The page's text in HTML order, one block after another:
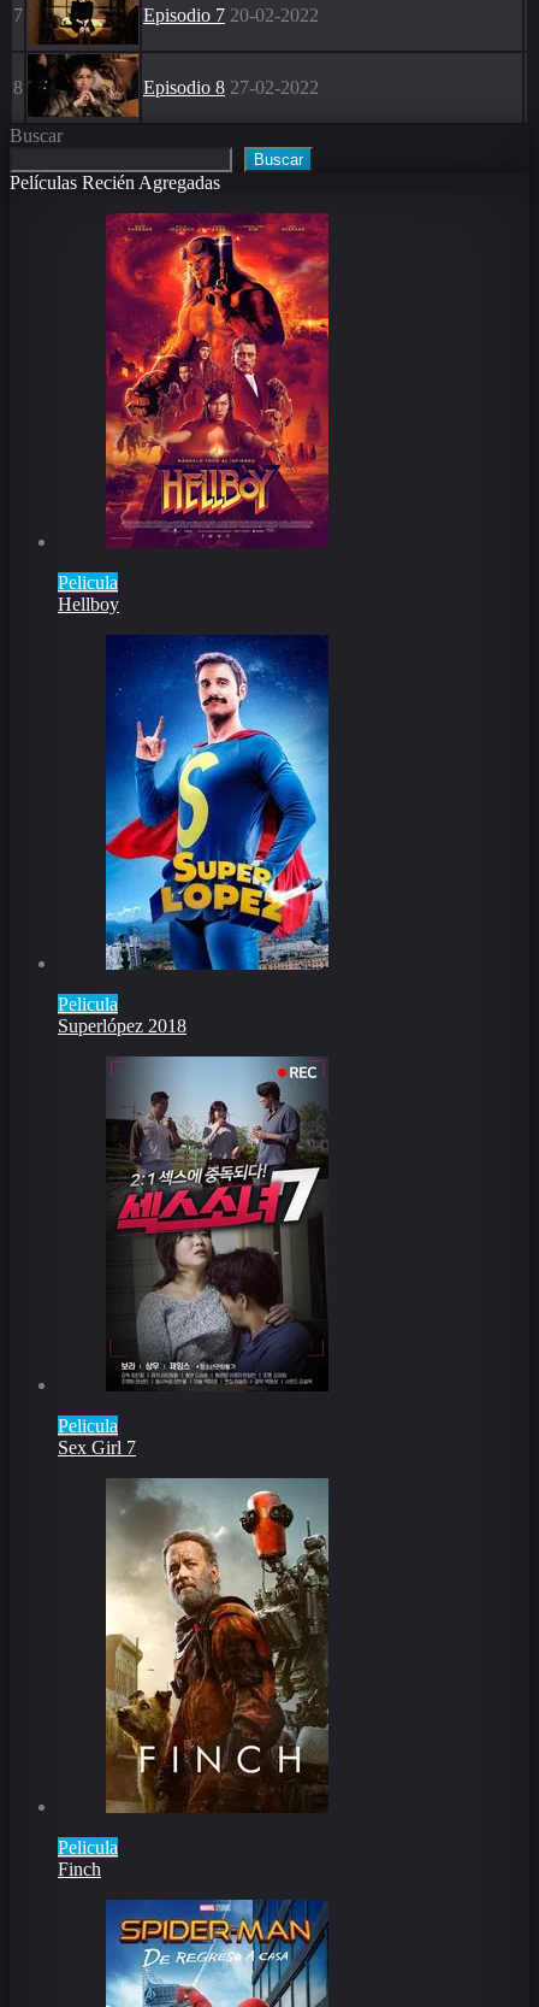
7 Episodio 7 20-02-2022
8 Episodio 8 27-02-2022
Buscar
Buscar
Películas Recién Agregadas
Pelicula
Hellboy
Pelicula
Superlópez 2018
Pelicula
Sex Girl 7
Pelicula
Finch